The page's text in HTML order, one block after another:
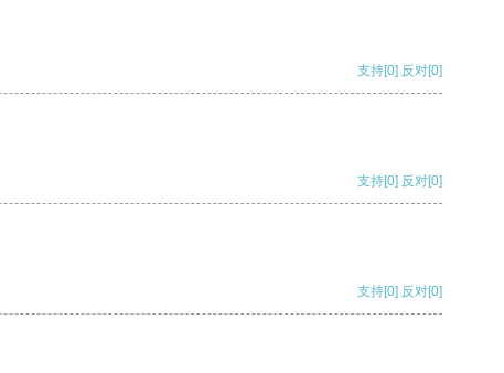
支持[0] 反对[0]
支持[0] 反对[0]
支持[0] 反对[0]